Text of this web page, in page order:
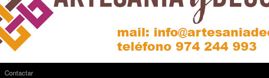
Contactar